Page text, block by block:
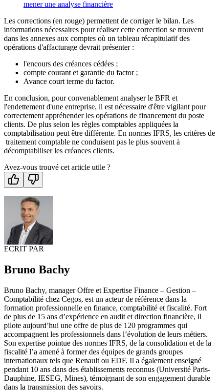
Les corrections (en rouge) permettent de corriger le bilan. Les
informations nécessaires pour réaliser cette correction se trouvent
dans les annexes aux comptes où un tableau récapitulatif des
opérations d'affacturage devrait présenter :
l'encours des créances cédées ;
compte courant et garantie du factor ;
Avance court terme du factor.
En conclusion, pour convenablement analyser le BFR et
l'endettement d'une entreprise, il est nécessaire d'être vigilant pour
correctement appréhender les opérations de financement du poste
clients. De plus selon les règles comptables appliquées la
comptabilisation peut être différente. En normes IFRS, les critères de
traitement comptable ne conduisent pas le plus souvent à
décomptabiliser les créances clients.
Avez-vous trouvé cet article utile ?
ECRIT PAR
Bruno Bachy
Bruno Bachy, manager Offre et Expertise Finance – Gestion –
Comptabilité chez Cegos, est un acteur de référence dans la
formation professionnelle en finance, comptabilité et fiscalité. Fort
de plus de 15 ans d’expérience en audit et direction financière, il
pilote aujourd’hui une offre de plus de 120 programmes qui
accompagnent les professionnels dans l’évolution de leurs métiers.
Son expertise pointue des normes IFRS, de la consolidation et de la
fiscalité l’a amené à former des équipes de grands groupes
internationaux tels que Renault ou EDF. Il a également enseigné
pendant 10 ans dans des établissements reconnus (Université Paris-
Dauphine, IESEG, Mines), témoignant de son engagement durable
dans la transmission des savoirs.